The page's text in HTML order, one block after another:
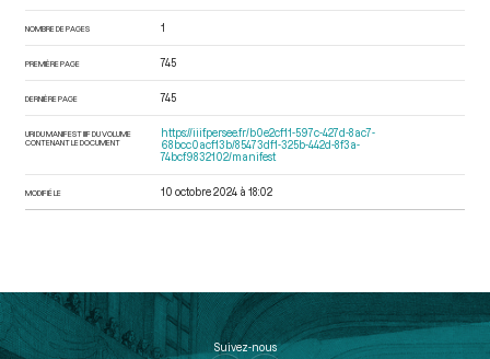
NOMBRE DE PAGES 1
PREMIÈRE PAGE 745
DERNIÈRE PAGE 745
URI DU MANIFEST IIIF DU VOLUME
CONTENANT LE DOCUMENT
https://iiif.persee.fr/b0e2cf11-597c-427d-8ac7-
68bcc0acf13b/85473df1-325b-442d-8f3a-
74bcf9832102/manifest
MODIFIÉ LE 10 octobre 2024 à 18:02
Suivez-nous